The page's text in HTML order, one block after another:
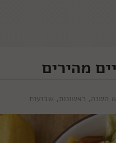
מהירים
השנה, ראשונות, שבועות